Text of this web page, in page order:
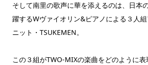
そして南里の歌声に華を添えるのは、日本
躍するWヴァイオリン&ピアノによる３人
ニット・TSUKEMEN。
この３組がTWO-MIXの楽曲をどのように表